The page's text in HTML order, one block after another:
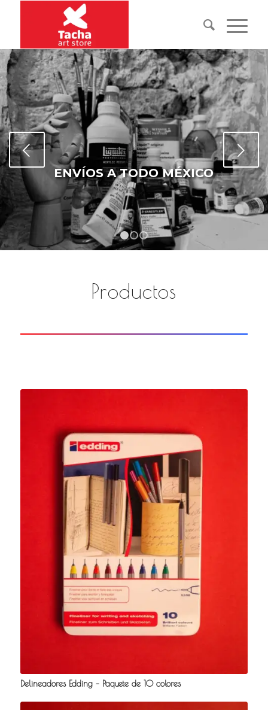
ENVÍOS A TODO MÉXICO
Posterior
2
Productos
Delineadores Edding – Paquete de 10 colores